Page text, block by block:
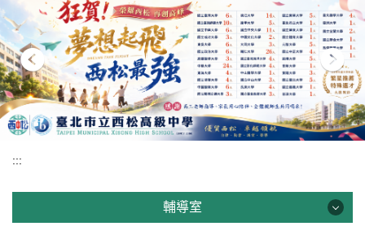
:::
輔導室